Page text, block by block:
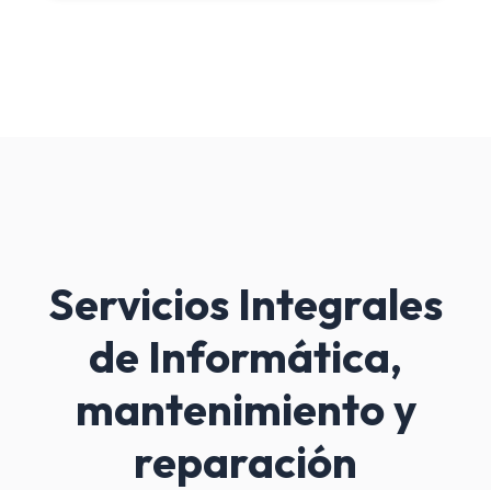
Servicios Integrales
de Informática,
mantenimiento y
reparación